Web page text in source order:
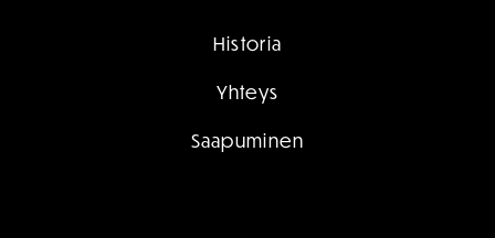
Historia
Yhteys
Saapuminen